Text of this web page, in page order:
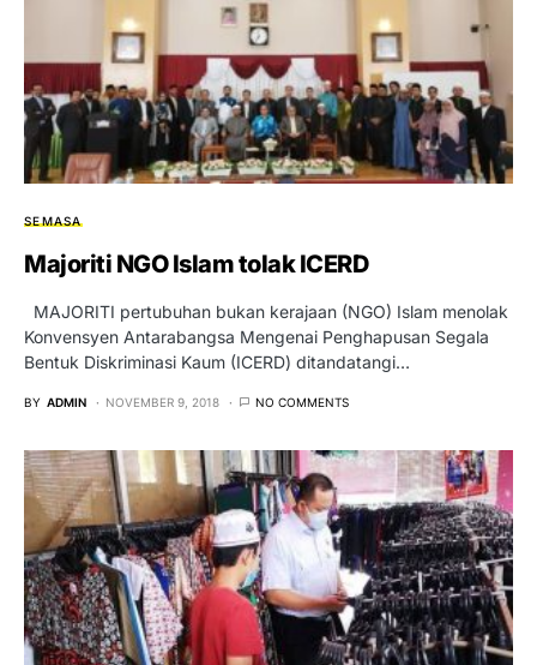
SEMASA
Majoriti NGO Islam tolak ICERD
MAJORITI pertubuhan bukan kerajaan (NGO) Islam menolak
Konvensyen Antarabangsa Mengenai Penghapusan Segala
Bentuk Diskriminasi Kaum (ICERD) ditandatangi…
BY ADMIN NOVEMBER 9, 2018 NO COMMENTS